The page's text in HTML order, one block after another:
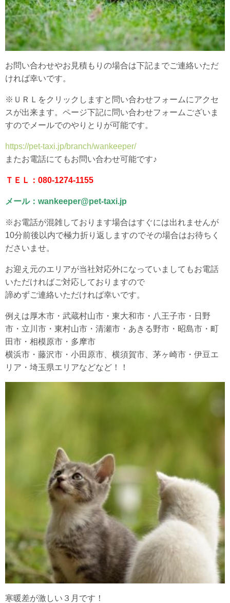
お問い合わせやお見積もりの場合は下記までご連絡いただ
ければ幸いです。
※ＵＲＬをクリックしますと問い合わせフォームにアクセ
スが出来ます。ページ下記に問い合わせフォームございま
すのでメールでのやりとりが可能です。
https://pet-taxi.jp/branch/wankeeper/
またお電話にてもお問い合わせ可能です♪
ＴＥＬ：080-1274-1155
メール：wankeeper@pet-taxi.jp
※お電話が混雑しております場合はすぐには出れませんが
10分前後以内で極力折り返しますのでその場合はお待ちく
ださいませ。
お迎え元のエリアが当社対応外になっていましてもお電話
いただければご対応しておりますので
諦めずご連絡いただければ幸いです。
例えは厚木市・武蔵村山市・東大和市・八王子市・日野
市・立川市・東村山市・清瀬市・あきる野市・昭島市・町
田市・相模原市・多摩市
横浜市・藤沢市・小田原市、横須賀市、茅ヶ崎市・伊豆エ
リア・埼玉県エリアなどなど！！
寒暖差が激しい３月です！